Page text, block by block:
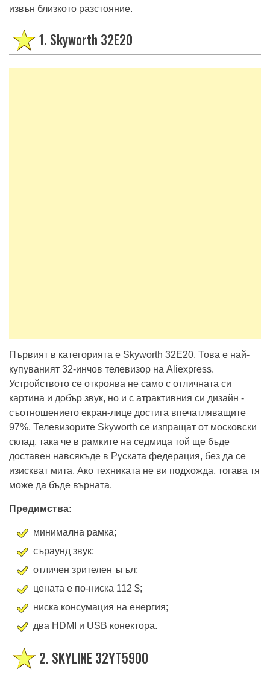
Въпреки това, пикселите няма да бъдат видими тук
1. Skyworth 32E20
Първият в категорията е Skyworth 32E20. Това е най-
купуваният 32-инчов телевизор на Aliexpress.
Устройството се откроява не само с отличната си
картина и добър звук, но и с атрактивния си дизайн -
съотношението екран-лице достига впечатляващите
97%. Телевизорите Skyworth се изпращат от московски
склад, така че в рамките на седмица той ще бъде
доставен навсякъде в Руската федерация, без да се
изискват мита. Ако техниката не ви подхожда, тогава тя
минимална рамка;
съраунд звук;
отличен зрителен ъгъл;
цената е по-ниска 112 $;
ниска консумация на енергия;
2. SKYLINE 32YT5900